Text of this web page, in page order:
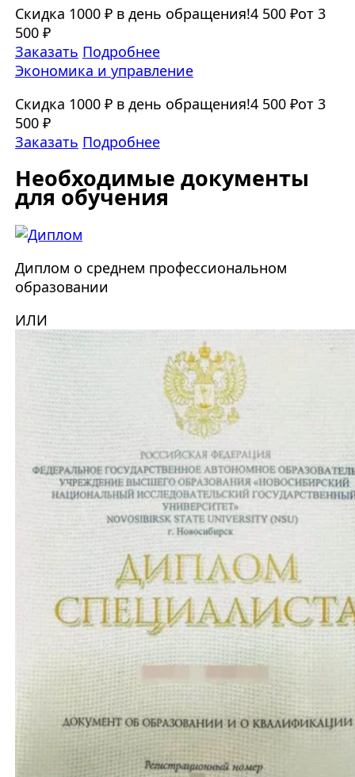
Скидка 1000 ₽ в день обращения!4 500 ₽от 3
500 ₽
Заказать Подробнее
Экономика и управление
Скидка 1000 ₽ в день обращения!4 500 ₽от 3
500 ₽
Заказать Подробнее
Необходимые документы
для обучения
Диплом о среднем профессиональном
образовании
ИЛИ